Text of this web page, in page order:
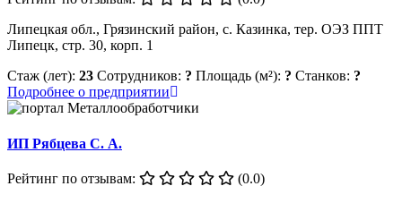
Липецкая обл., Грязинский район, с. Казинка, тер. ОЭЗ ППТ
Липецк, стр. 30, корп. 1
Стаж (лет): 23 Сотрудников: ? Площадь (м²): ? Станков: ?
Подробнее о предприятии
ИП Рябцева С. А.
Рейтинг по отзывам:
(0.0)